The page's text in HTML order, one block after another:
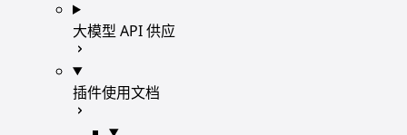
大模型 API 供应
插件使用文档